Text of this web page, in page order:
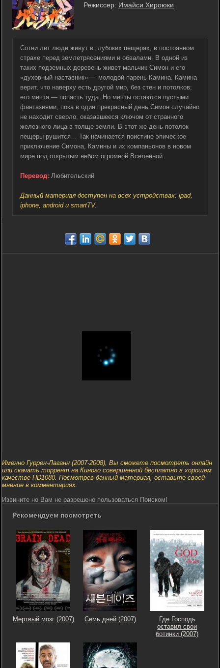
Режиссер: Имайси Хироюки
Сотни лет люди живут в глубоких пещерах, в постоянном
страхе перед землетрясениями и обвалами. В одной из
таких подземных деревень живет мальчик Симон и его
«духовный наставник» — молодой парень Камина. Камина
верит, что наверху есть другой мир, без стен и потолков;
его мечта — попасть туда. Но мечты остаются пустыми
фантазиями, пока в один прекрасный день Симон случайно
не находит сверло, оказавшееся ключом от странного
железного лица в толще земли. В этот же день потолок
пещеры рушится… Так начинается поистине эпическое
приключение Симона, Камины и их компаньонов в новом
мире под открытым небом огромной Вселенной.
Перевод: Любительский
Данный материал доступен на всех устройствах: ipad,
iphone, android и smartTV.
Именно Гуррен-Лаганн (2007-2008), Вы сможете посмотреть онлайн
или скачать торрент на Киного совершенной бесплатно в хорошем
качестве HD1080. Посмотрев данный материал, оставьте своей
мнение в комментариях.
Извините но Вам не разрешено пользоваться Поиском!
Рекомендуем посмотреть
Мертвый мозг (2007) Семь дней (2007)
Где Господь
оставил свои
ботинки (2007)